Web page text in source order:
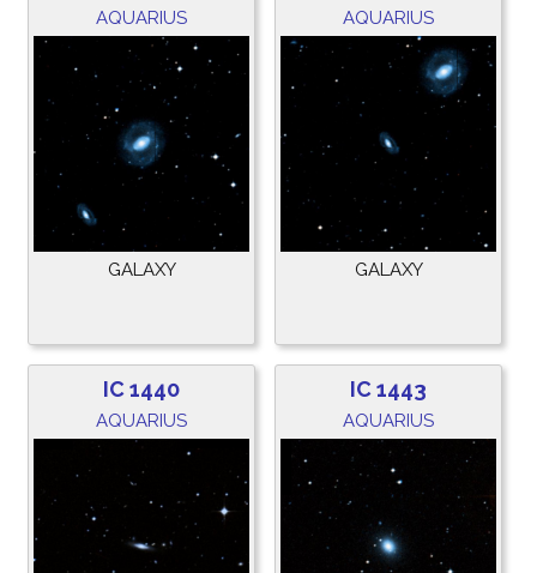
AQUARIUS
GALAXY
AQUARIUS
GALAXY
IC 1440
AQUARIUS
IC 1443
AQUARIUS